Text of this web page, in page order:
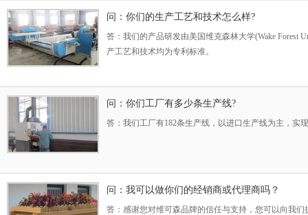
问：你们的生产工艺和技术怎么样?
答：我们的产品研发由美国维克森林大学(Wake Forest
产工艺和技术均为专利标准。
问：你们工厂有多少条生产线?
答：我们工厂有182条生产线，以进口生产线为主，实
问：我可以做你们的经销商或代理商吗？
答：感谢您对维可森品牌的信任与支持，您可以向我